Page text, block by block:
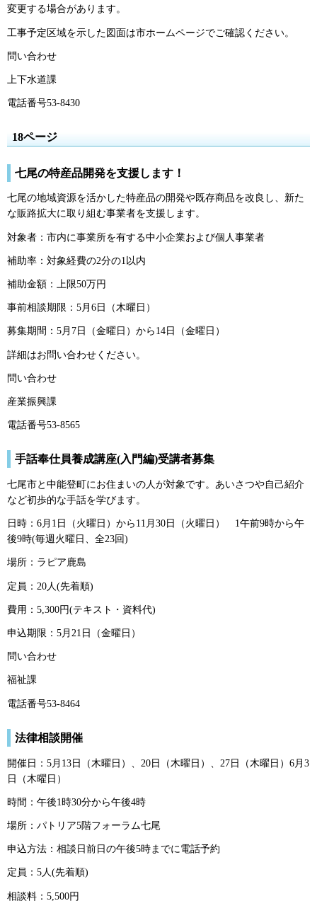
変更する場合があります。
工事予定区域を示した図面は市ホームページでご確認ください。
問い合わせ
上下水道課
電話番号53-8430
18ページ
七尾の特産品開発を支援します！
七尾の地域資源を活かした特産品の開発や既存商品を改良し、新た
な販路拡大に取り組む事業者を支援します。
対象者：市内に事業所を有する中小企業および個人事業者
補助率：対象経費の2分の1以内
補助金額：上限50万円
事前相談期限：5月6日（木曜日）
募集期間：5月7日（金曜日）から14日（金曜日）
詳細はお問い合わせください。
問い合わせ
産業振興課
電話番号53-8565
手話奉仕員養成講座(入門編)受講者募集
七尾市と中能登町にお住まいの人が対象です。あいさつや自己紹介
など初歩的な手話を学びます。
日時：6月1日（火曜日）から11月30日（火曜日） 1午前9時から午
後9時(毎週火曜日、全23回)
場所：ラピア鹿島
定員：20人(先着順)
費用：5,300円(テキスト・資料代)
申込期限：5月21日（金曜日）
問い合わせ
福祉課
電話番号53-8464
法律相談開催
開催日：5月13日（木曜日）、20日（木曜日）、27日（木曜日）6月3
日（木曜日）
時間：午後1時30分から午後4時
場所：パトリア5階フォーラム七尾
申込方法：相談日前日の午後5時までに電話予約
定員：5人(先着順)
相談料：5,500円